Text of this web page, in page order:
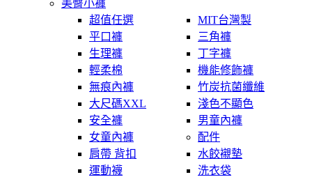
美臀小褲
超值任選
MIT台灣製
平口褲
三角褲
生理褲
丁字褲
輕柔棉
機能修飾褲
無痕內褲
竹炭抗菌纖維
大尺碼XXL
淺色不顯色
安全褲
男童內褲
女童內褲
配件
肩帶 背扣
水餃襯墊
運動襪
洗衣袋